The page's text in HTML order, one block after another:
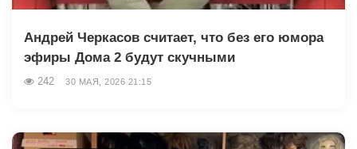
Андрей Черкасов считает, что без его юмора
эфиры Дома 2 будут скучными
242 30 МАЯ, 2026 21:15